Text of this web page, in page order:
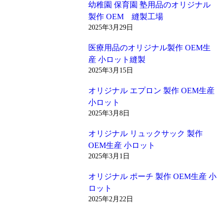
幼稚園 保育園 塾用品のオリジナル
製作 OEM 縫製工場
2025年3月29日
医療用品のオリジナル製作 OEM生
産 小ロット縫製
2025年3月15日
オリジナル エプロン 製作 OEM生産
小ロット
2025年3月8日
オリジナル リュックサック 製作
OEM生産 小ロット
2025年3月1日
オリジナル ポーチ 製作 OEM生産 小
ロット
2025年2月22日